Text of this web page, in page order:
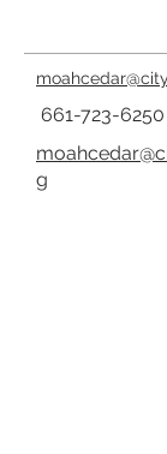
661-723-6250
g